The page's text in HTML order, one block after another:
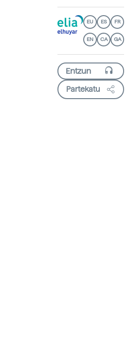
EU ES FR
EN CA GA
Partekatu